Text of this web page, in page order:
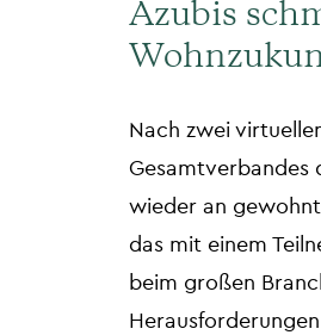
Azubis
Nach zwei
Gesamtverbandes
wieder an
das mit einem
beim großen